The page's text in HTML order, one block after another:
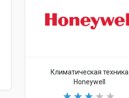
Климатическая техника
Honeywell